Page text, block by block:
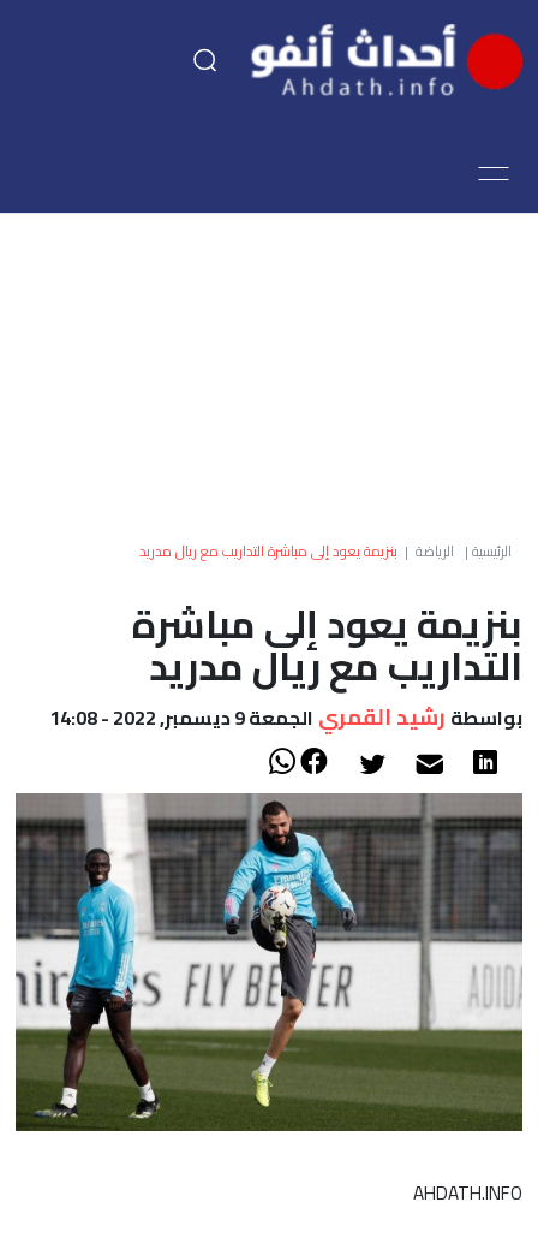
اقتصاد
العالم
أعمدة
الصحراء
الرئيسية| الرياضة | بنزيمة يعود إلى مباشرة التداريب مع ريال مدريد
بنزيمة يعود إلى مباشرة
التداريب مع ريال مدريد
بواسطة رشيد القمري الجمعة 9 ديسمبر, 2022 - 14:08
AHDATH.INFO